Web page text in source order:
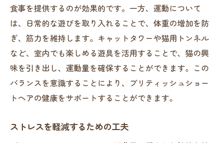
食事を提供するのが効果的です。一方、運動について
は、日常的な遊びを取り入れることで、体重の増加を防
ぎ、筋力を維持します。キャットタワーや猫用トンネル
など、室内でも楽しめる遊具を活用することで、猫の興
味を引き出し、運動量を確保することができます。この
バランスを意識することにより、ブリティッシュショー
トヘアの健康をサポートすることができます。
ストレスを軽減するための工夫